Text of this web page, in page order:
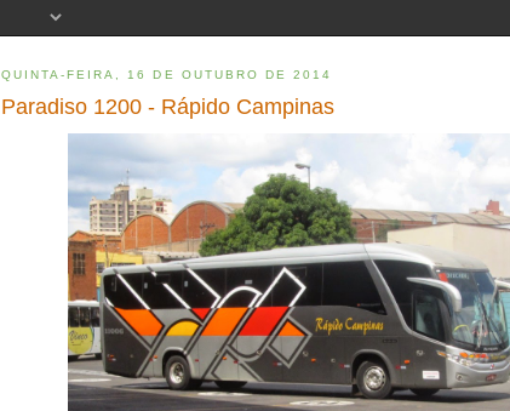
QUINTA-FEIRA, 16 DE OUTUBRO DE 2014
Paradiso 1200 - Rápido Campinas